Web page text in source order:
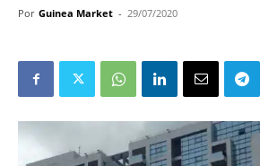
Por Guinea Market - 29/07/2020